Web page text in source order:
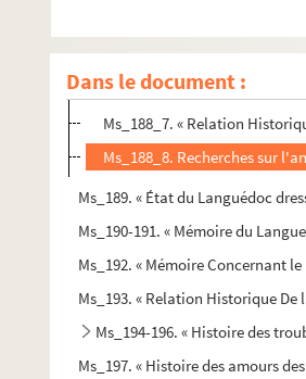
Dans le document :
Ms_188_5. Mémoires du
Ms_188_6. « Relation du
Ms_188_7. « Relation
Ms_188_8. Recherches sur
Ms_189. « État du Languédoc
Ms_190-191. « Mémoire du
Ms_192. « Mémoire Concernant le
Ms_193. « Relation Historique De
Ms_194-196. « Histoire des
Ms_197. « Histoire des amours